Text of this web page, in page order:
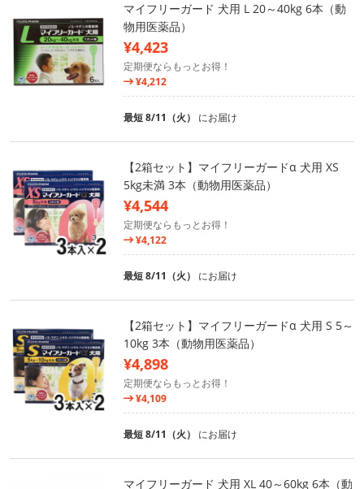
マイフリーガード 犬用 L 20～40kg 6本（動
物用医薬品）
¥4,423
定期便ならもっとお得！
¥4,212
最短 8/11（火） にお届け
【2箱セット】マイフリーガードα 犬用 XS
5kg未満 3本（動物用医薬品）
¥4,544
定期便ならもっとお得！
¥4,122
最短 8/11（火） にお届け
【2箱セット】マイフリーガードα 犬用 S 5～
10kg 3本（動物用医薬品）
¥4,898
定期便ならもっとお得！
¥4,109
最短 8/11（火） にお届け
マイフリーガード 犬用 XL 40～60kg 6本（動